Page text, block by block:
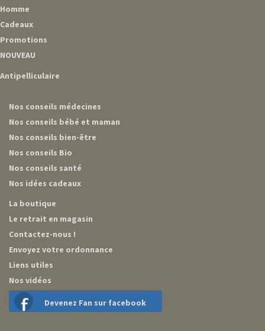
Homme
Cadeaux
Promotions
NOUVEAU
Antipelliculaire
Nos conseils médecines
Nos conseils bébé et maman
Nos conseils bien-être
Nos conseils Bio
Nos conseils santé
Nos idées cadeaux
La boutique
Le retrait en magasin
Contactez-nous !
Envoyez votre ordonnance
Liens utiles
Nos vidéos
Devenez Fan sur facebook